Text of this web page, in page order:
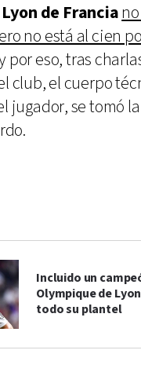
Lyon de Francia
no está al cien
por eso, tras
club, el cuerpo
jugador, se tomó
Incluido un
Olympique de
todo su plantel